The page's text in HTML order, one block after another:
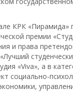
КРК
премии
и права
«Viva», а в
социально-